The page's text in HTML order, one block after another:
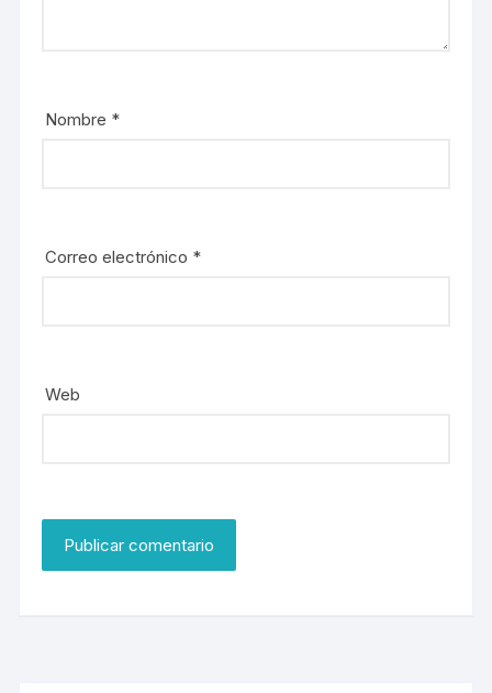
Nombre *
Correo electrónico *
Web